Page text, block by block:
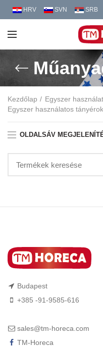
HRV SVN SRB
Kezdőlap
Egyszer
Egyszer használatos
OLDALSÁV
Budapest
+385 -91-9585-616
sales@tm-horeca.com
TM-Horeca